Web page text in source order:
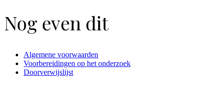
Nog even dit
Algemene voorwaarden
Voorbereidingen op het onderzoek
Doorverwijslijst